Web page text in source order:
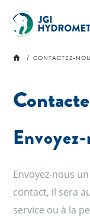
CONTACTEZ-
Envoyez-nous
contact, il sera
service ou à la